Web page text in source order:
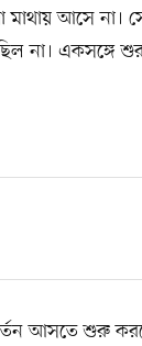
মাথায় আসে না।
না। একসঙ্গে
আসতে শুরু